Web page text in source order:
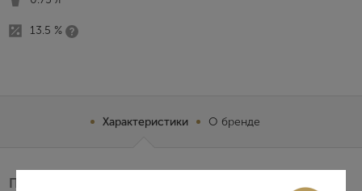
13.5 %
Характеристики О бренде
Производитель: